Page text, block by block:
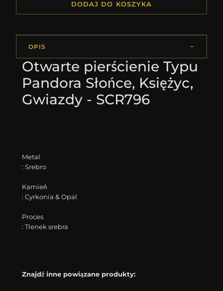
DODAJ DO KOSZYKA
OPIS
Otwarte pierścienie Typu
Pandora Słońce, Księżyc,
Gwiazdy - SCR796
Metal
: Srebro
Kamień
: Cyrkonia & Opal
Proces
: Tlenek srebra
Znajdź inne powiązane produkty: